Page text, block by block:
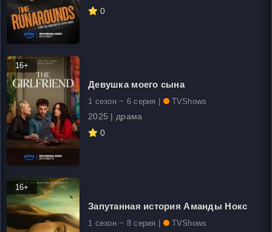
0
16+
Девушка моего сына
1 сезон ~ 6 серия | TVShows
2025 | драма
0
16+
Запутанная история Аманды Нокс
1 сезон ~ 8 серия | TVShows